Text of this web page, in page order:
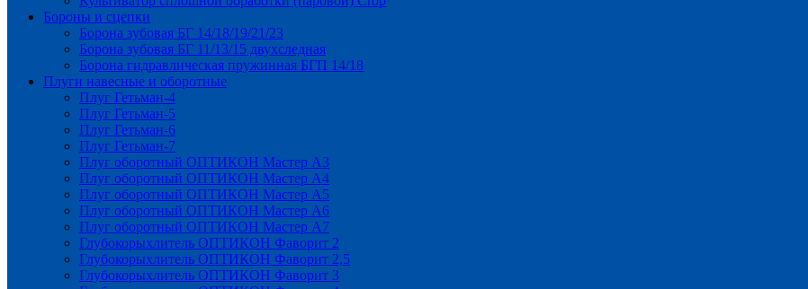
Бороны и сцепки
Борона зубовая БГ 14/18/19/21/23
Борона зубовая БГ 11/13/15 двухследная
Борона гидравлическая пружинная БГП 14/18
Плуги навесные и оборотные
Плуг Гетьман-4
Плуг Гетьман-5
Плуг Гетьман-6
Плуг Гетьман-7
Плуг оборотный ОПТИКОН Мастер А3
Плуг оборотный ОПТИКОН Мастер А4
Плуг оборотный ОПТИКОН Мастер А5
Плуг оборотный ОПТИКОН Мастер А6
Плуг оборотный ОПТИКОН Мастер А7
Глубокорыхлитель ОПТИКОН Фаворит 2
Глубокорыхлитель ОПТИКОН Фаворит 2,5
Глубокорыхлитель ОПТИКОН Фаворит 3